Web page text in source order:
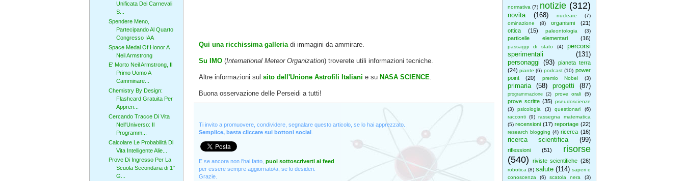
normativa (7) notizie (312)
novita (168) nucleare
(7)
ominazione
(8) organismi
(21)
ottica
(15) paleontologia (3)
particelle elementari (16)
passaggi di stato (4)
percorsi
sperimentali
(131)
personaggi (93)
pianeta terra
(24) piante (6) podcast (10) power
point
(20) premio Nobel (3)
primaria (58) progetti (87)
programmazione (2) prove orali (5)
prove scritte (35) pseudoscienze
(3)
psicologia (3) questionari
(6)
racconti (9) rassegna matematica
(5) recensioni (17) reportage (22)
research blogging (4) ricerca (16)
ricerca scientifica (99)
riflessioni (51)
risorse
(540)
riviste scientifiche (26)
robotica (8) salute (114) saperi e
conoscenza
(6) scatola nera (3)
Qui una ricchissima galleriadi immagini da ammirare.
Su IMO(International Meteor Organization) troverete utili informazioni tecniche.
Altre informazioni sul sito dell'Unione Astrofili Italiani e su NASA SCIENCE
Buona osservazione delle Perseidi a tutti!
Ti invito a promuovere, condividere, segnalare questo articolo, se lo hai apprezzato.
Semplice, basta cliccare sui bottoni social.
E se ancora non l'hai fatto, puoi sottoscriverti ai feed
per essere sempre aggiornato/a, se lo desideri.
Grazie.
Unificata Dei Carnevali
S...
Spendere Meno,
Partecipando Al Quarto
Congresso IAA
Space Medal Of Honor A
Neil Armstrong
E' Morto Neil Armstrong, Il
Primo Uomo A
Camminare...
Chemistry By Design:
Flashcard Gratuita Per
Appren...
Cercando Tracce Di Vita
Nell'Universo: Il
Programm...
Calcolare Le Probabilità Di
Vita Intelligente Alie...
Prove Di Ingresso Per La
Scuola Secondaria di 1°
G...